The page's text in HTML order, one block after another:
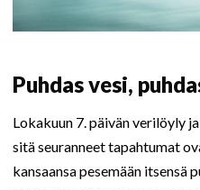
Puhdas vesi,
Lokakuun 7. päivän verilöyly
sitä seuranneet tapahtumat
kansaansa pesemään itsensä